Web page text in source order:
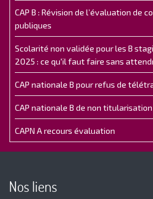
CAP B : Révision de l’évaluation de
publiques
Scolarité non validée pour les B
2025 : ce qu'il faut faire sans
CAP nationale B pour refus de
CAP nationale B de non titularisation
CAPN A recours évaluation
Nos liens